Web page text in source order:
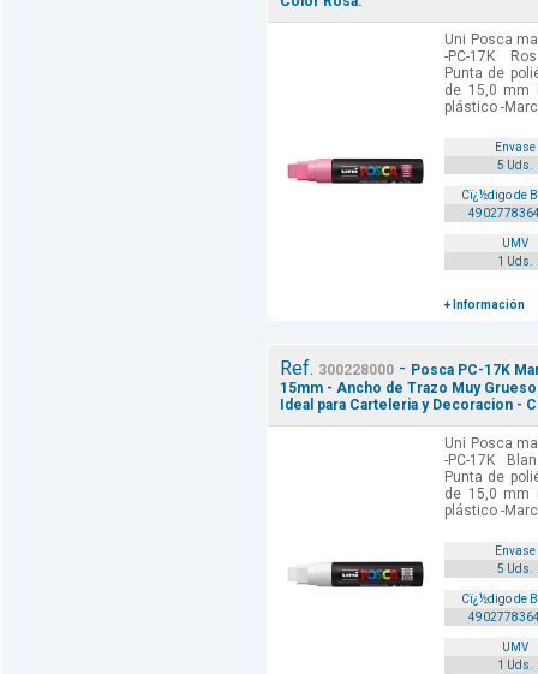
Uni Posca
-PC-17K
Punta de
de 15,0 mm
plástico -
Envase
5 Uds.
Cï¿½digo de
UMV
1 Uds.
+ Información
Ref. 300228000 - Posca PC-17K
15mm - Ancho de Trazo Muy
Ideal para Carteleria y Decoracion -
Uni Posca
-PC-17K
Punta de
de 15,0 mm
plástico -
Envase
5 Uds.
Cï¿½digo de
UMV
1 Uds.